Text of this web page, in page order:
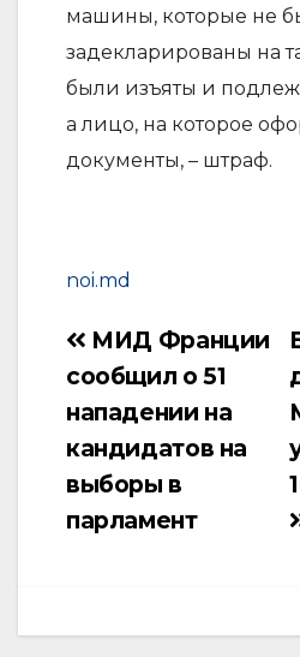
машины, которые не
задекларированы на
были изъяты и
а лицо, на которое
документы, – штраф.
noi.md
Навигация
по
МИД Франции
сообщил о 51
нападении на
кандидатов на
выборы в
парламент